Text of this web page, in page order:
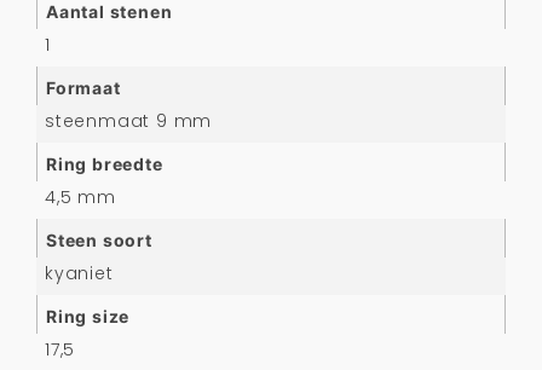
Aantal stenen
1
Formaat
steenmaat 9 mm
Ring breedte
4,5 mm
Steen soort
kyaniet
Ring size
17,5